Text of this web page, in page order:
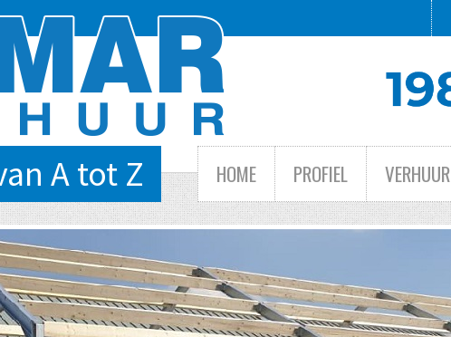
A tot Z HOME PROFIEL VERHUUR